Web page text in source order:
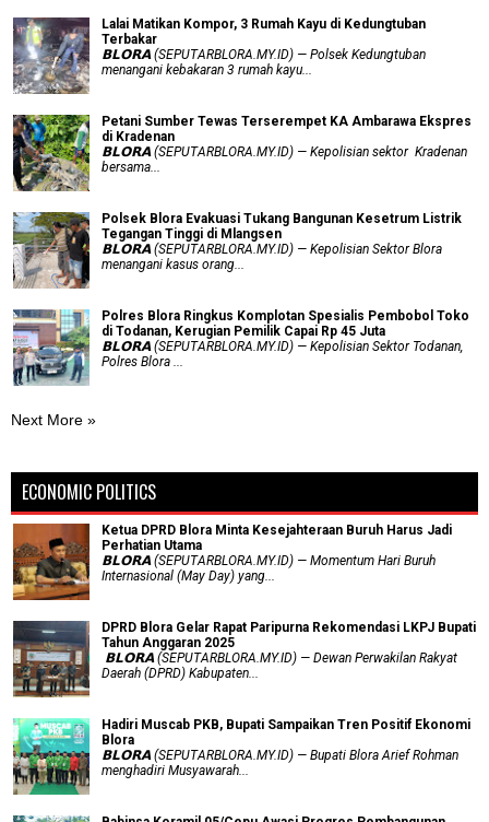
Lalai Matikan Kompor, 3 Rumah Kayu di Kedungtuban
Terbakar
𝗕𝗟𝗢𝗥𝗔 (SEPUTARBLORA.MY.ID) — Polsek Kedungtuban
menangani kebakaran 3 rumah kayu...
Petani Sumber Tewas Terserempet KA Ambarawa Ekspres
di Kradenan
𝗕𝗟𝗢𝗥𝗔 (SEPUTARBLORA.MY.ID) — Kepolisian sektor Kradenan
bersama...
Polsek Blora Evakuasi Tukang Bangunan Kesetrum Listrik
Tegangan Tinggi di Mlangsen
𝗕𝗟𝗢𝗥𝗔 (SEPUTARBLORA.MY.ID) — Kepolisian Sektor Blora
menangani kasus orang...
Polres Blora Ringkus Komplotan Spesialis Pembobol Toko
di Todanan, Kerugian Pemilik Capai Rp 45 Juta
𝗕𝗟𝗢𝗥𝗔 (SEPUTARBLORA.MY.ID) — Kepolisian Sektor Todanan,
Polres Blora ...
Next More »
ECONOMIC POLITICS
Ketua DPRD Blora Minta Kesejahteraan Buruh Harus Jadi
Perhatian Utama
​𝗕𝗟𝗢𝗥𝗔 (SEPUTARBLORA.MY.ID) — Momentum Hari Buruh
Internasional (May Day) yang...
DPRD Blora Gelar Rapat Paripurna Rekomendasi LKPJ Bupati
Tahun Anggaran 2025
‎ 𝗕𝗟𝗢𝗥𝗔 (SEPUTARBLORA.MY.ID) — Dewan Perwakilan Rakyat
Daerah (DPRD) Kabupaten...
Hadiri Muscab PKB, Bupati Sampaikan Tren Positif Ekonomi
Blora
𝗕𝗟𝗢𝗥𝗔 (SEPUTARBLORA.MY.ID) — Bupati Blora Arief Rohman
menghadiri Musyawarah...